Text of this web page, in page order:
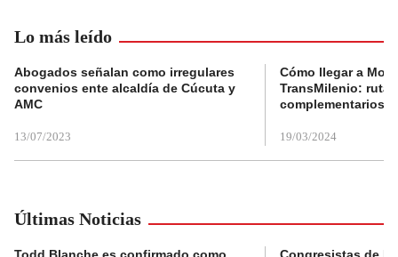
Lo más leído
Abogados señalan como irregulares
convenios ente alcaldía de Cúcuta y
AMC
13/07/2023
Cómo llegar a
TransMilenio:
complementarios
19/03/2024
Últimas Noticias